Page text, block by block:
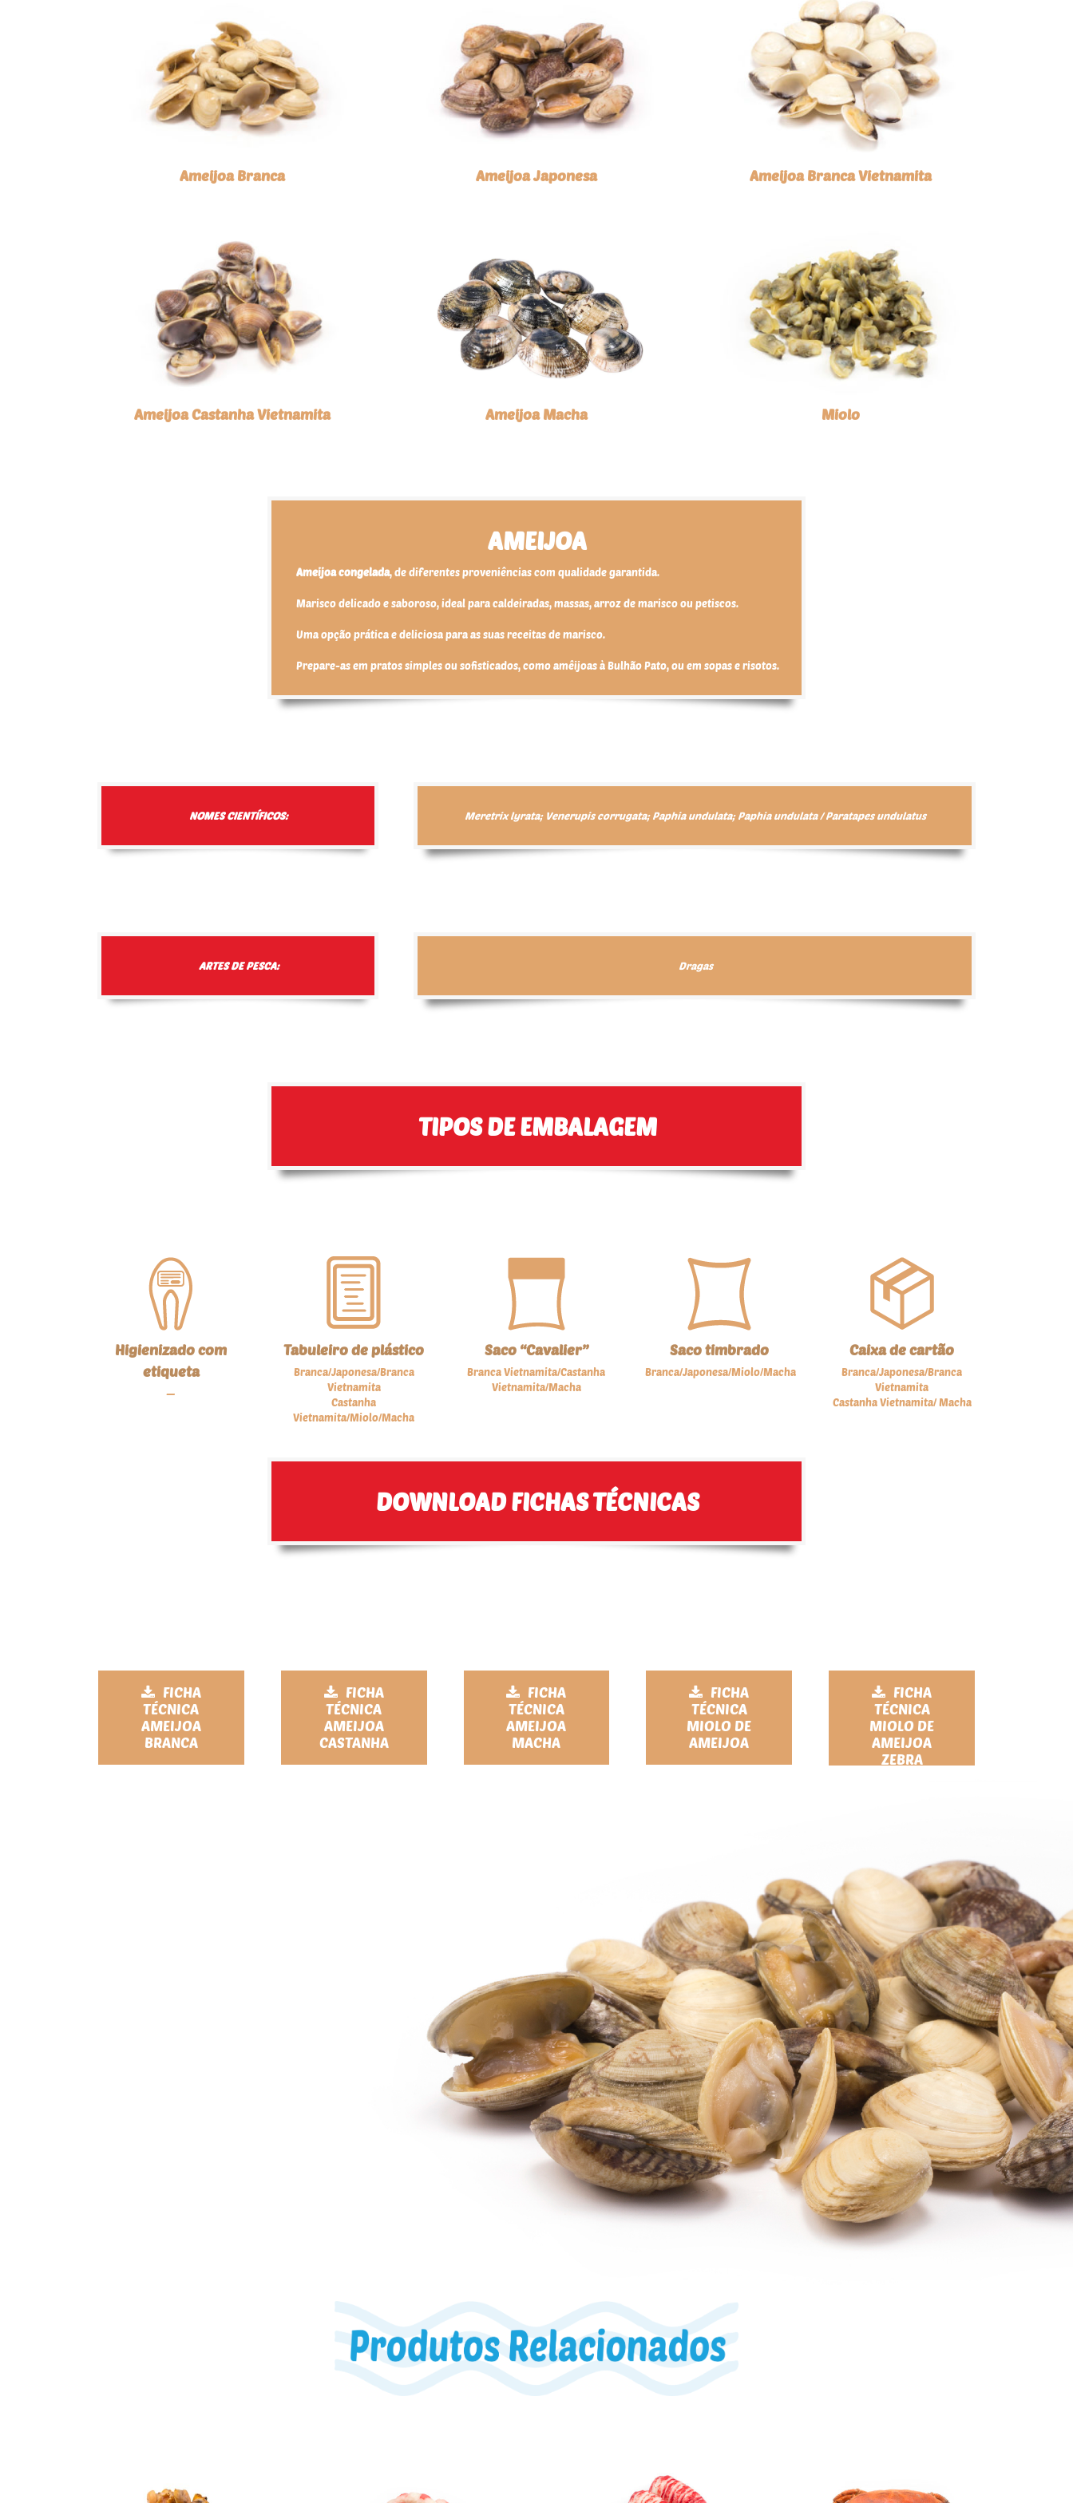
Ameijoa Branca Ameijoa Japonesa Ameijoa Branca Vietnamita
Ameijoa Castanha Vietnamita Ameijoa Macha Miolo
AMEIJOA
Ameijoa congelada, de diferentes proveniências com qualidade garantida.
Marisco delicado e saboroso, ideal para caldeiradas, massas, arroz de marisco ou petiscos.
Uma opção prática e deliciosa para as suas receitas de marisco.
Prepare-as em pratos simples ou sofisticados, como amêijoas à Bulhão Pato, ou em sopas e risotos.
NOMES CIENTÍFICOS: Meretrix lyrata; Venerupis corrugata; Paphia undulata; Paphia undulata / Paratapes undulatus
ARTES DE PESCA: Dragas
TIPOS DE EMBALAGEM
Higienizado com
etiqueta
—
Tabuleiro de plástico
Branca/Japonesa/Branca
Vietnamita
Castanha
Vietnamita/Miolo/Macha
Saco “Cavalier”
Branca Vietnamita/Castanha
Vietnamita/Macha
Saco timbrado
Branca/Japonesa/Miolo/Macha
Caixa de cartão
Branca/Japonesa/Branca
Vietnamita
Castanha Vietnamita/ Macha
DOWNLOAD FICHAS TÉCNICAS
FICHA
TÉCNICA
AMEIJOA
BRANCA
FICHA
TÉCNICA
AMEIJOA
CASTANHA
FICHA
TÉCNICA
AMEIJOA
MACHA
FICHA
TÉCNICA
MIOLO DE
AMEIJOA
FICHA
TÉCNICA
MIOLO DE
AMEIJOA
ZEBRA